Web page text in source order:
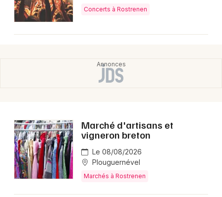
Concerts à Rostrenen
Marché d'artisans et
vigneron breton
Le 08/08/2026
Plouguernével
Marchés à Rostrenen